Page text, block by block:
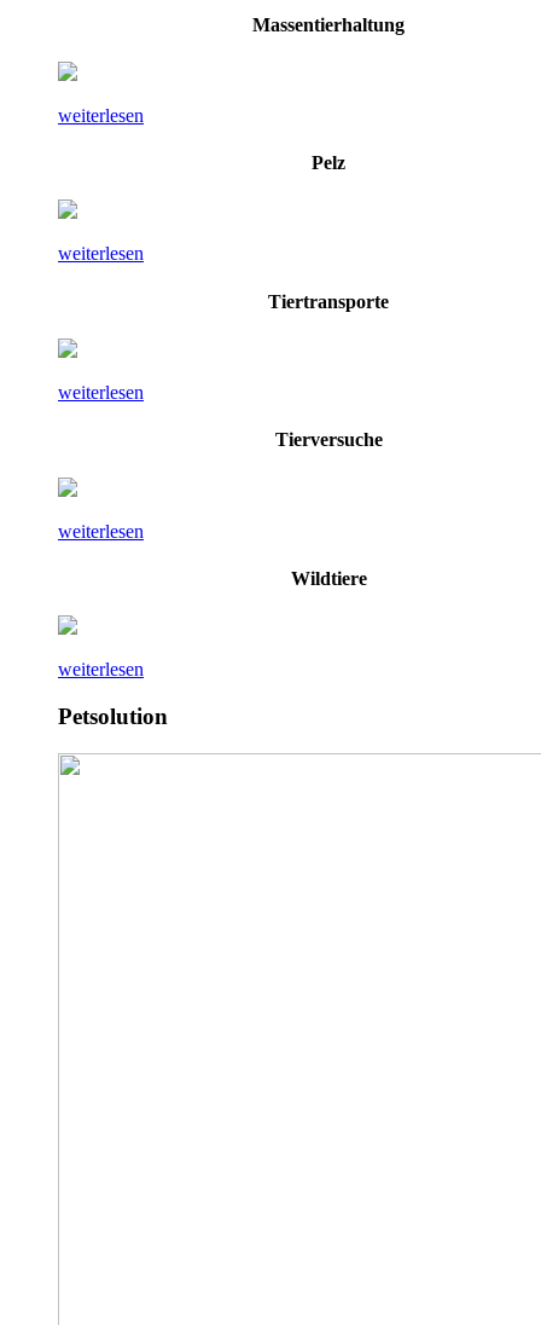
Massentierhaltung
weiterlesen
Pelz
weiterlesen
Tiertransporte
weiterlesen
Tierversuche
weiterlesen
Wildtiere
weiterlesen
Petsolution